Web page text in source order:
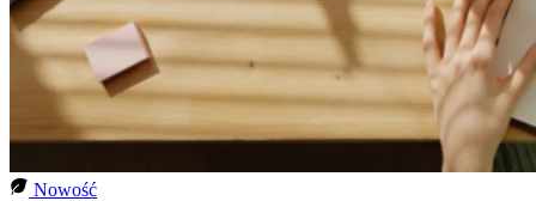
Nowość